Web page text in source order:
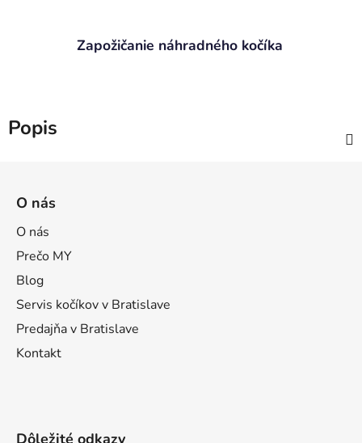
Zapožičanie náhradného kočíka
Popis
O nás
O nás
Prečo MY
Blog
Servis kočíkov v Bratislave
Predajňa v Bratislave
Kontakt